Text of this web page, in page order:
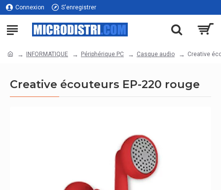
Connexion S'enregistrer
INFORMATIQUE Périphérique PC Casque audio Creative
Creative écouteurs EP-220 rouge